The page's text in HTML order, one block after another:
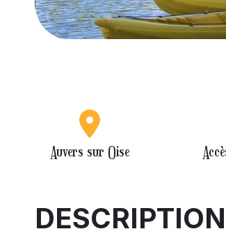
Auvers sur Oise
DESCRIPTION